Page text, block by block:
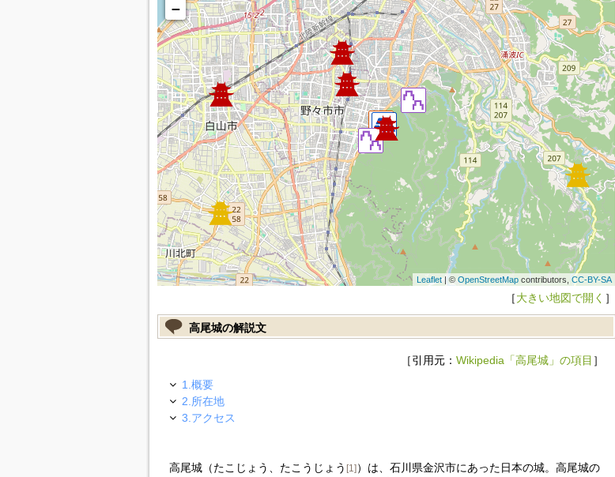
−
Leaflet| © OpenStreetMapcontributors, CC-BY-SA
［大きい地図で開く ］
高尾城の解説文
［引用元： Wikipedia「高尾城」の項目 ］
1.概要
2.所在地
3.アクセス
高尾城（たこじょう、たこうじょう [1]）は、石川県金沢市にあった日本の城。高尾城の